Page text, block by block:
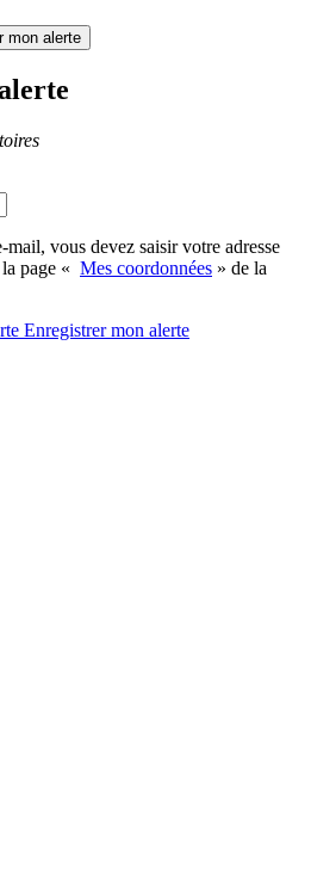
mon alerte
vous devez saisir votre adresse
page « Mes coordonnées » de la
Enregistrermon alerte